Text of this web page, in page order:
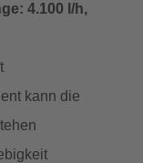
4.100 l/h,
kann die